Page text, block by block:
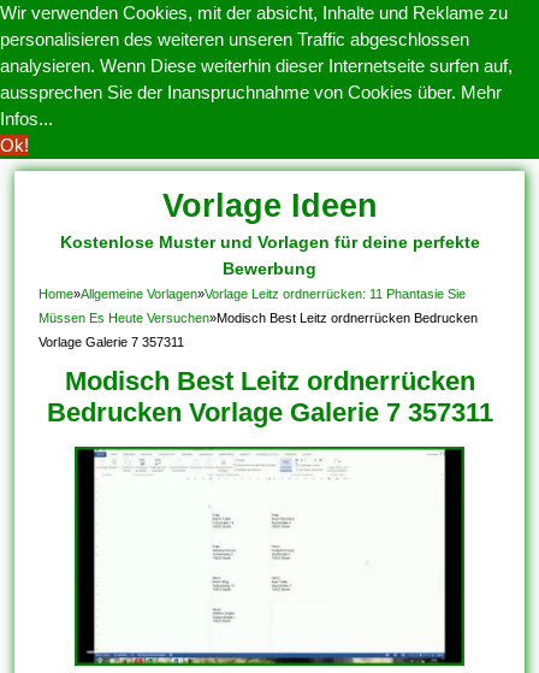
Wir verwenden Cookies, mit der absicht, Inhalte und Reklame zu
personalisieren des weiteren unseren Traffic abgeschlossen
analysieren. Wenn Diese weiterhin dieser Internetseite surfen auf,
aussprechen Sie der Inanspruchnahme von Cookies über. Mehr
Infos...
Ok!
Vorlage Ideen
Kostenlose Muster und Vorlagen für deine perfekte
Bewerbung
Home»Allgemeine Vorlagen»Vorlage Leitz ordnerrücken: 11 Phantasie Sie
Müssen Es Heute Versuchen»Modisch Best Leitz ordnerrücken Bedrucken
Vorlage Galerie 7 357311
Modisch Best Leitz ordnerrücken
Bedrucken Vorlage Galerie 7 357311